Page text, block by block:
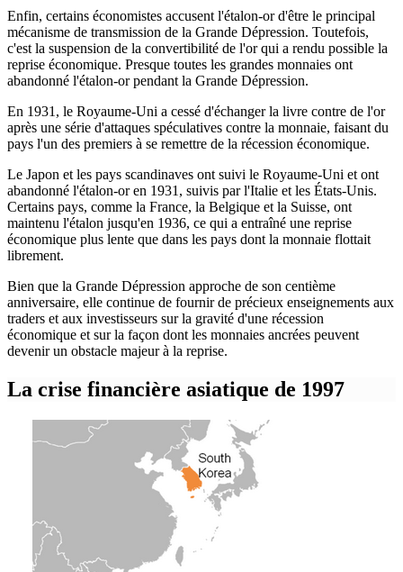
Enfin, certains économistes accusent l'étalon-or d'être le principal
mécanisme de transmission de la Grande Dépression. Toutefois,
c'est la suspension de la convertibilité de l'or qui a rendu possible la
reprise économique. Presque toutes les grandes monnaies ont
abandonné l'étalon-or pendant la Grande Dépression.
En 1931, le Royaume-Uni a cessé d'échanger la livre contre de l'or
après une série d'attaques spéculatives contre la monnaie, faisant du
pays l'un des premiers à se remettre de la récession économique.
Le Japon et les pays scandinaves ont suivi le Royaume-Uni et ont
abandonné l'étalon-or en 1931, suivis par l'Italie et les États-Unis.
Certains pays, comme la France, la Belgique et la Suisse, ont
maintenu l'étalon jusqu'en 1936, ce qui a entraîné une reprise
économique plus lente que dans les pays dont la monnaie flottait
librement.
Bien que la Grande Dépression approche de son centième
anniversaire, elle continue de fournir de précieux enseignements aux
traders et aux investisseurs sur la gravité d'une récession
économique et sur la façon dont les monnaies ancrées peuvent
devenir un obstacle majeur à la reprise.
La crise financière asiatique de 1997